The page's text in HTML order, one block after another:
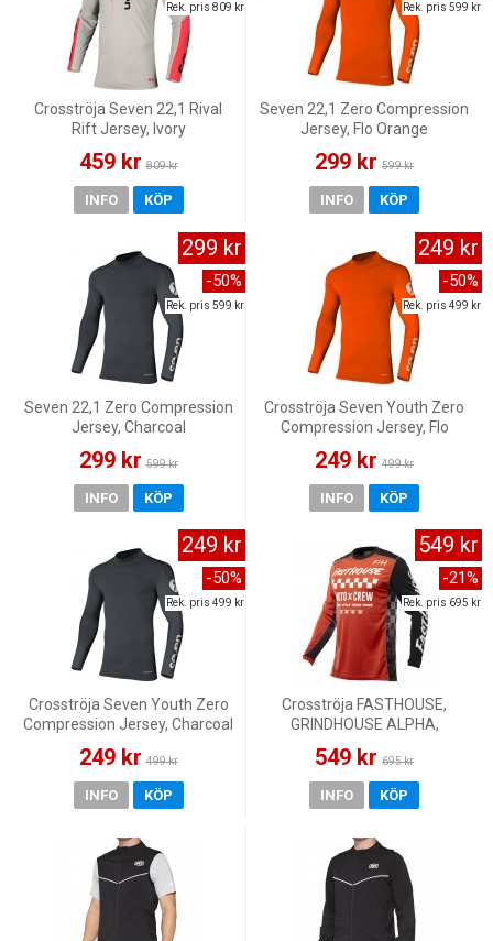
Crosströja Seven 22,1 Rival
Rift Jersey, Ivory
459 kr 809 kr
Rek. pris 809 kr
INFO KÖP
Seven 22,1 Zero Compression
Jersey, Flo Orange
299 kr 599 kr
Rek. pris 599 kr
INFO KÖP
Seven 22,1 Zero Compression
Jersey, Charcoal
299 kr 599 kr
299 kr
-50%
Rek. pris 599 kr
INFO KÖP
Crosströja Seven Youth Zero
Compression Jersey, Flo
249 kr 499 kr
249 kr
-50%
Rek. pris 499 kr
INFO KÖP
Crosströja Seven Youth Zero
Compression Jersey, Charcoal
249 kr 499 kr
249 kr
-50%
Rek. pris 499 kr
INFO KÖP
Crosströja FASTHOUSE,
GRINDHOUSE ALPHA,
RÖD/SVART
549 kr 695 kr
549 kr
-21%
Rek. pris 695 kr
INFO KÖP